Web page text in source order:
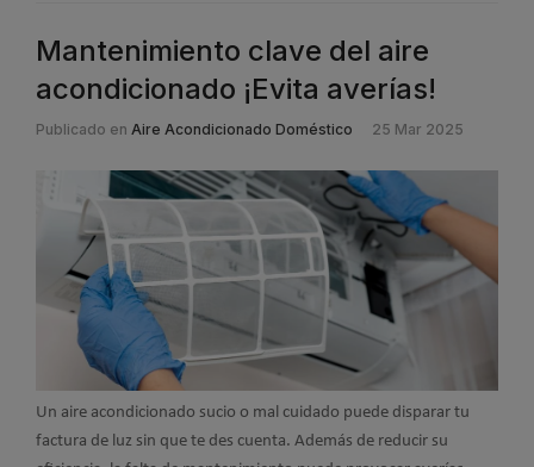
Mantenimiento clave del aire
acondicionado ¡Evita averías!
Publicado en Aire Acondicionado Doméstico 25 Mar 2025
Un aire acondicionado sucio o mal cuidado puede disparar tu
factura de luz sin que te des cuenta. Además de reducir su